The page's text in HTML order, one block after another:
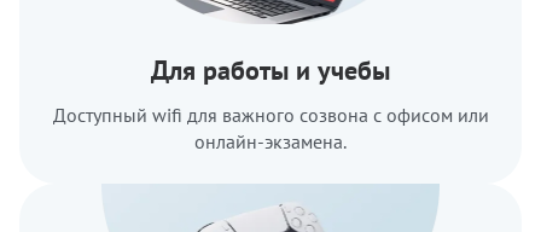
Для работы и учебы
Доступный wifi для важного созвона с офисом или
онлайн-экзамена.